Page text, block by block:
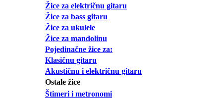
Žice za električnu gitaru
Žice za bass gitaru
Žice za ukulele
Žice za mandolinu
Pojedinačne žice za:
Klasičnu gitaru
Akustičnu i električnu gitaru
Ostale žice
Štimeri i metronomi